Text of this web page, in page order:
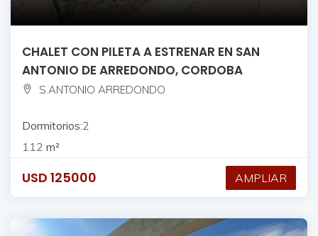
CHALET CON PILETA A ESTRENAR EN SAN
ANTONIO DE ARREDONDO, CORDOBA
S.ANTONIO ARREDONDO
Dormitorios:2
112 m²
USD 125000 AMPLIAR